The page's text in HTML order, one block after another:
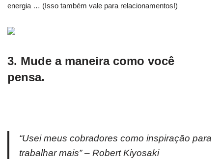
energia … (Isso também vale para relacionamentos!)
3. Mude a maneira como você
pensa.
“Usei meus cobradores como inspiração para
trabalhar mais” – Robert Kiyosaki